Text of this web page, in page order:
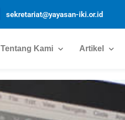
sekretariat@yayasan-iki.or.id
Tentang Kami Artikel